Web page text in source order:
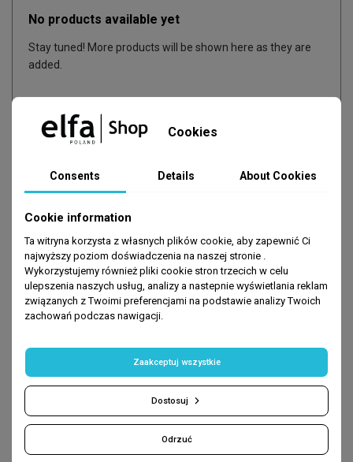
No products available yet
Stay tuned! More products will be shown here as they are
added.
Sign up
-10% on first purchases
give me your e-mail:
JOIN
Cookies
Consents Details About Cookies
Cookie information
Ta witryna korzysta z własnych plików cookie, aby zapewnić Ci
najwyższy poziom doświadczenia na naszej stronie .
Wykorzystujemy również pliki cookie stron trzecich w celu
ulepszenia naszych usług, analizy a nastepnie wyświetlania reklam
związanych z Twoimi preferencjami na podstawie analizy Twoich
zachowań podczas nawigacji.
Odrzuć
Dostosuj
Zaakceptuj wszystkie